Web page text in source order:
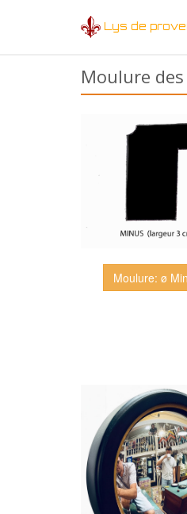
Lys de
Moulure
Moulure: ø